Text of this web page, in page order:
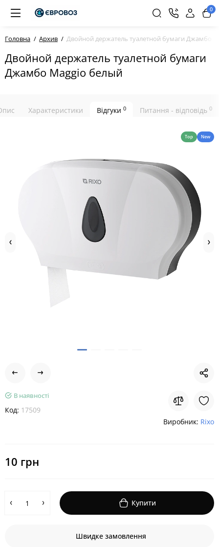
0
Головна Архив Двойной держатель туалетной бумаги Джамбо
Двойной держатель туалетной бумаги
Джамбо Maggio белый
Характеристики Відгуки 0 Питання - відповідь 0
Top New
В наявності
Код: 17509
Виробник: Rixo
10 грн
Купити
Швидке замовлення